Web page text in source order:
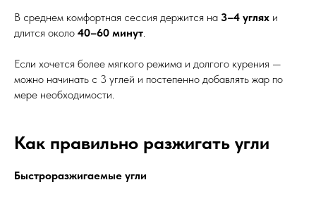
В среднем комфортная сессия держится на 3–4 углях и
длится около 40–60 минут.
Если хочется более мягкого режима и долгого курения —
можно начинать с 3 углей и постепенно добавлять жар по
мере необходимости.
Как правильно разжигать угли
Быстроразжигаемые угли